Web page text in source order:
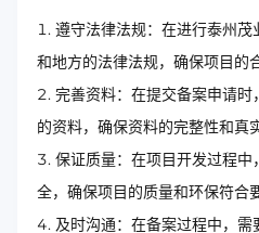
遵守法律法规：在进行泰州
和地方的法律法规，确保项目的
完善资料：在提交备案申请
的资料，确保资料的完整性和真
保证质量：在项目开发过程
全，确保项目的质量和环保符合
及时沟通：在备案过程中，